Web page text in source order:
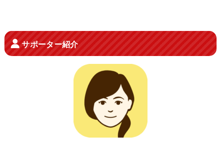
サポーター紹介